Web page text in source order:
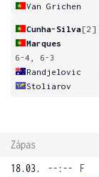
Van Grichen
Cunha-Silva[2]
Marques
6-4, 6-3
Randjelovic
Stoliarov
Zápas
18.03.
--:--
F